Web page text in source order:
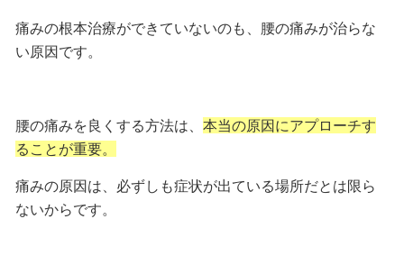
痛みの根本治療ができていないのも、腰の痛みが治らな
い原因です。
腰の痛みを良くする方法は、 本当の原因にアプローチす
ることが重要。
痛みの原因は、必ずしも症状が出ている場所だとは限ら
ないからです。